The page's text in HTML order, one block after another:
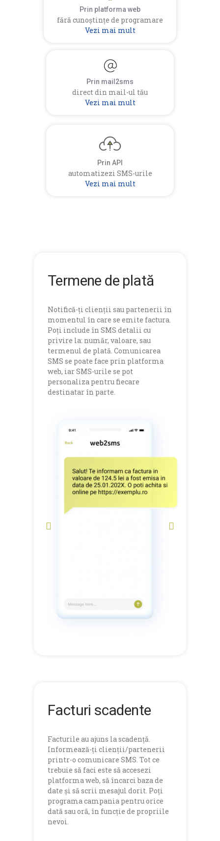
Prin platforma web
fără cunoștințe de programare
Vezi mai mult
Prin mail2sms
direct din mail-ul tău
Vezi mai mult
Prin API
automatizezi SMS-urile
Vezi mai mult
Termene de plată
Notifică-ți clienții sau partenerii în
momentul în care se emite factura.
Poți include în SMS detalii cu
privire la: număr, valoare, sau
termenul de plată. Comunicarea
SMS se poate face prin platforma
web, iar SMS-urile se pot
personaliza pentru fiecare
destinatar în parte.
Facturi scadente
Facturile au ajuns la scadență.
Informează-ți clienții/partenerii
printr-o comunicare SMS. Tot ce
trebuie să faci este să accesezi
platforma web, să încarci baza de
date și să scrii mesajul dorit. Poți
programa campania pentru orice
dată sau oră, în funcție de propriile
nevoi.